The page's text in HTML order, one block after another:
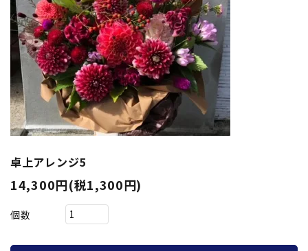
卓上アレンジ5
14,300円(税1,300円)
個数